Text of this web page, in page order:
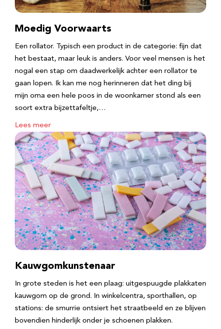
Moedig Voorwaarts
Een rollator. Typisch een product in de categorie: fijn dat
het bestaat, maar leuk is anders. Voor veel mensen is het
nogal een stap om daadwerkelijk achter een rollator te
gaan lopen. Ik kan me nog herinneren dat het ding bij
mijn oma een hele poos in de woonkamer stond als een
soort extra bijzettafeltje,…
Lees meer
Kauwgomkunstenaar
In grote steden is het een plaag: uitgespuugde plakkaten
kauwgom op de grond. In winkelcentra, sporthallen, op
stations: de smurrie ontsiert het straatbeeld en ze blijven
bovendien hinderlijk onder je schoenen plakken.